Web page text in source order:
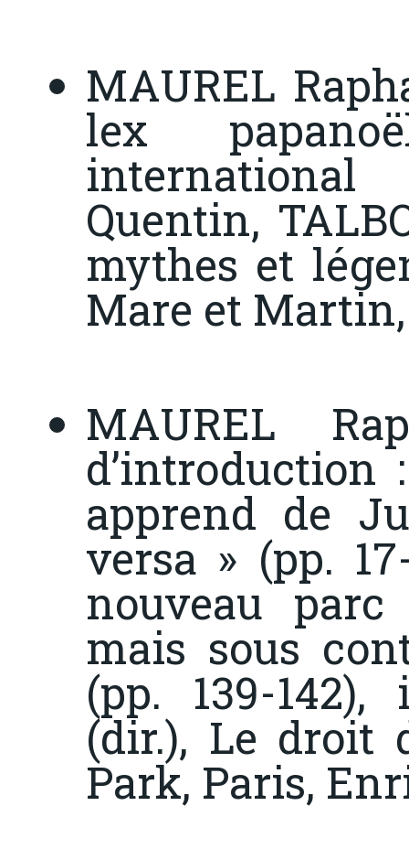
MAUREL
lex
Quentin,
mythes et
Mare et Martin,
MAUREL
apprend de
versa » (pp.
nouveau
mais sous
(pp. 139-142),
(dir.), Le droit
Park, Paris,